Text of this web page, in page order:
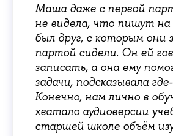
Маша даже с первой
не видела, что пишут на
был друг, с которым они
партой сидели. Он ей
записать, а она ему
задачи, подсказывала
Конечно, нам лично в
хватало аудиоверсии
старшей школе объём